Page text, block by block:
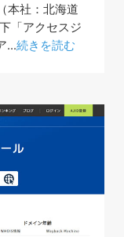
本社：北海道
「アクセスジ
...続きを読む